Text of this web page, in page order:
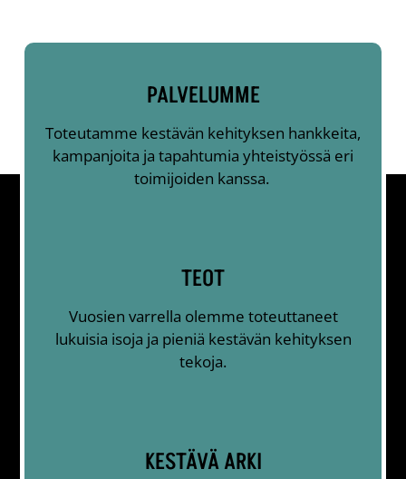
PALVELUMME
Toteutamme kestävän kehityksen hankkeita,
kampanjoita ja tapahtumia yhteistyössä eri
toimijoiden kanssa.
TEOT
Vuosien varrella olemme toteuttaneet
lukuisia isoja ja pieniä kestävän kehityksen
tekoja.
KESTÄVÄ ARKI